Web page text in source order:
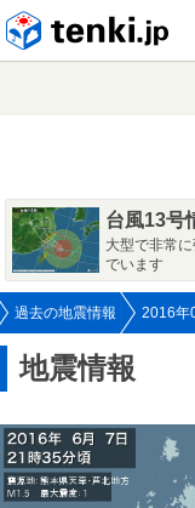
台風13号
大型で非常
でいます
過去の地震情報 2016年
地震情報